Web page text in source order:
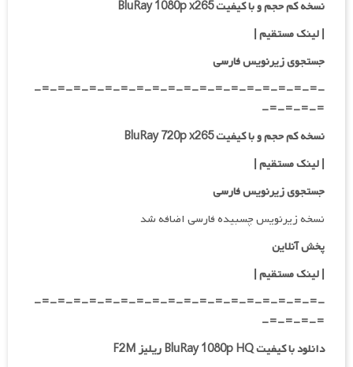
نسخه کم حجم و با کیفیت BluRay 1080p x265
| لینک مستقیم |
جستجوی زیرنویس فارسی
-=-=-=-=-=-=-=-=-=-=-=-=-=-=-=-=-=-=-
=-=-=-=-
نسخه کم حجم و با کیفیت BluRay 720p x265
| لینک مستقیم |
جستجوی زیرنویس فارسی
نسخه زیرنویس چسبیده فارسی اضافه شد
پخش آنلاین
| لینک مستقیم|
-=-=-=-=-=-=-=-=-=-=-=-=-=-=-=-=-=-=-
=-=-=-=-
دانلود با کیفیت BluRay 1080p HQ ریلیز F2M